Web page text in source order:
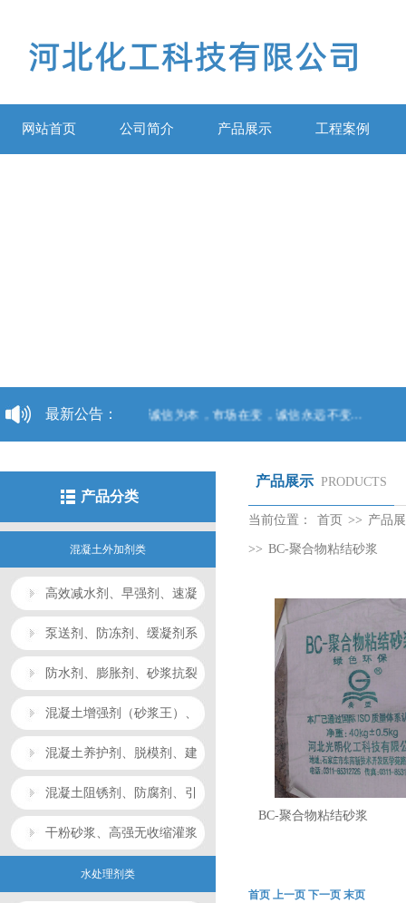
网站首页 公司简介 产品展示 工程案例
最新公告： 诚信为本，市场在变，诚信永远不变...
产品分类
混凝土外加剂类
高效减水剂、早强剂、速凝
剂系列泵送剂、防冻剂、缓凝剂系
列 防水剂、膨胀剂、砂浆抗裂
剂系列混凝土增强剂（砂浆王）、
光亮剂、蒸养剂系列
混凝土养护剂、脱模剂、建
筑胶系列混凝土阻锈剂、防腐剂、引
气剂系列干粉砂浆、高强无收缩灌浆
料、润泵剂系列蒸养剂系列
水处理剂类
产品展示 PRODUCTS
当前位置： 首页 >> 产品
>> BC-聚合物粘结砂浆
BC-聚合物粘结砂浆
首页 上一页 下一页 末页